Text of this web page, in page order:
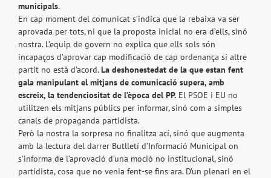
municipals.
En cap moment del comunicat s’indica que la rebaixa va ser
aprovada per tots, ni que la proposta inicial no era d’ells, sinó
nostra. L’equip de govern no explica que ells sols són
incapaços d’aprovar cap modificació de cap ordenança si altre
partit no està d’acord.La deshonestedat de la que estan fent
gala manipulant el mitjans de comunicació supera, amb
escreix, la tendenciositat de l’època del PP. El PSOE i EU no
utilitzen els mitjans públics per informar, sinó com a simples
canals de propaganda partidista.
Però la nostra la sorpresa no finalitza ací, sinó que augmenta
amb la lectura del darrer Butlletí d’Informació Municipal on
s’informa de l’aprovació d’una moció no institucional, sinó
partidista, cosa que no venia fent-se fins ara. D’un plenari en el